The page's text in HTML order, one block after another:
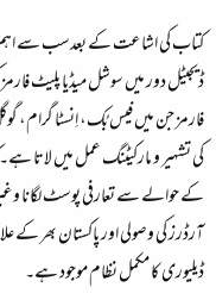
کتاب کی اشاعت کے بعدسب سے
ڈیجیٹل دور میں سوشل میڈیا پلیٹ
فارمز جن میں فیس بُک، اِنسٹا گرام،
کی تشہیر و مارکیٹنگ عمل میں لاتا
کے حوالے سے تعارفی پوسٹ لگانا
آرڈرز کی وصولی اور پاکستان بھر
ڈیلیوری کا مکمل نظام موجود ہے۔